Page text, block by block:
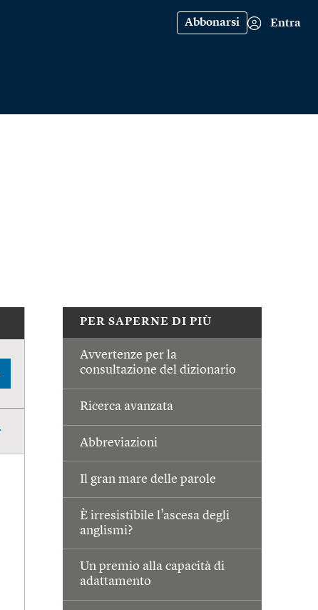
Abbonarsi Entra
PER SAPERNE DI PIÙ
Avvertenze per la
consultazione del dizionario
Ricerca avanzata
Abbreviazioni
Il gran mare delle parole
È irresistibile l’ascesa degli
anglismi?
Un premio alla capacità di
adattamento